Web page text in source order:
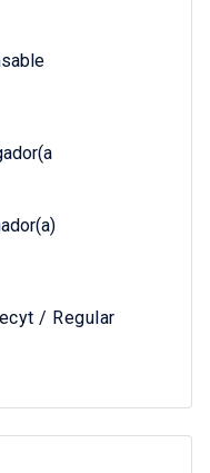
/ Regular